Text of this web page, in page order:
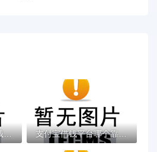
成黑户了哪里可以借钱急用啊，2025五大专属... 支付宝借钱平台哪个靠谱？实测这5款低息灵活...